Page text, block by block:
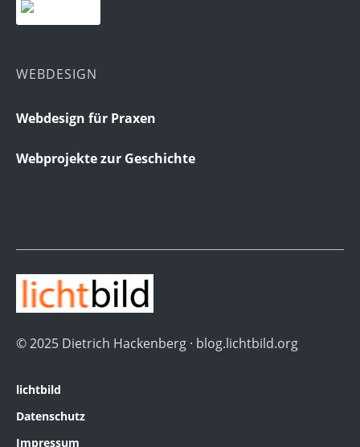
WEBDESIGN
Webdesign für Praxen
Webprojekte zur Geschichte
© 2025 Dietrich Hackenberg · blog.lichtbild.org
lichtbild
Datenschutz
Impressum